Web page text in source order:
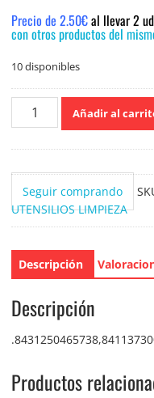
Precio de 2.50€al llevar 2
con otros productos del
10 disponibles
cantidad
Añadir al
Seguir comprando
UTENSILIOS LIMPIEZA
Descripción
Descripción
Productos